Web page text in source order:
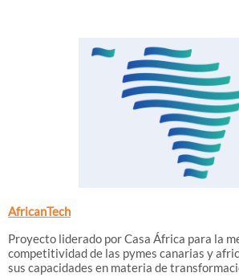
AfricanTech
Proyecto liderado por Casa África para la
competitividad de las pymes canarias y
sus capacidades en materia de